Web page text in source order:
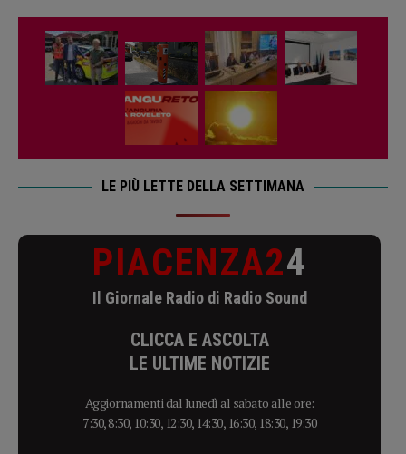
LE PIÙ LETTE DELLA SETTIMANA
PIACENZA24
Il Giornale Radio di Radio Sound
CLICCA E ASCOLTA
LE ULTIME NOTIZIE
Aggiornamenti dal lunedì al sabato alle ore:
7:30, 8:30, 10:30, 12:30, 14:30, 16:30, 18:30, 19:30